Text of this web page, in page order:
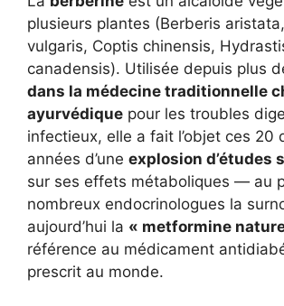
plusieurs plantes (Berberis
vulgaris, Coptis chinensis,
canadensis). Utilisée depuis plus
dans la médecine traditionnelle
ayurvédique pour les troubles
infectieux, elle a fait l’objet ces 20
années d’une explosion d’études
sur ses effets métaboliques — au
nombreux endocrinologues la
aujourd’hui la « metformine
référence au médicament
prescrit au monde.